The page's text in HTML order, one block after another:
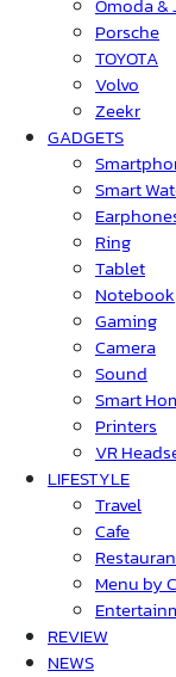
Porsche
TOYOTA
Volvo
Zeekr
GADGETS
Smart
Ring
Tablet
Notebook
Gaming
Camera
Sound
Smart
Printers
VR
LIFESTYLE
Travel
Cafe
Menu by
REVIEW
NEWS